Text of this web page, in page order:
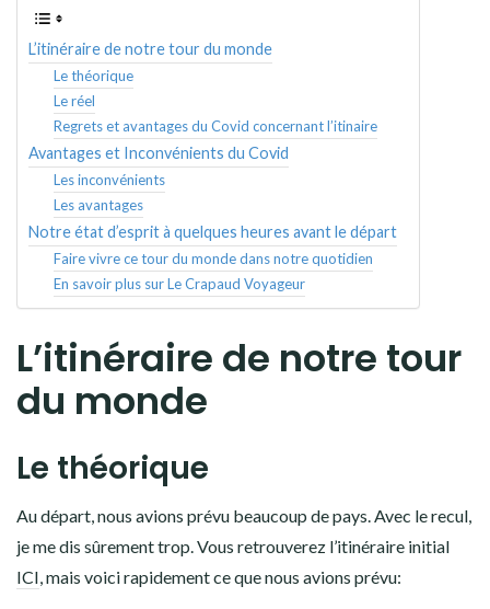
L’itinéraire de notre tour du monde
Le théorique
Le réel
Regrets et avantages du Covid concernant l’itinaire
Avantages et Inconvénients du Covid
Les inconvénients
Les avantages
Notre état d’esprit à quelques heures avant le départ
Faire vivre ce tour du monde dans notre quotidien
En savoir plus sur Le Crapaud Voyageur
L’itinéraire de notre tour
du monde
Le théorique
Au départ, nous avions prévu beaucoup de pays. Avec le recul,
je me dis sûrement trop. Vous retrouverez l’itinéraire initial
ICI , mais voici rapidement ce que nous avions prévu: